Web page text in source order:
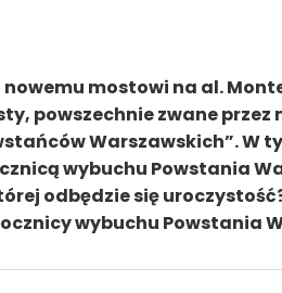
mostowi na al.
powszechnie zwane
Warszawskich”. W
wybuchu Powstania
odbędzie się
wybuchu Powstania